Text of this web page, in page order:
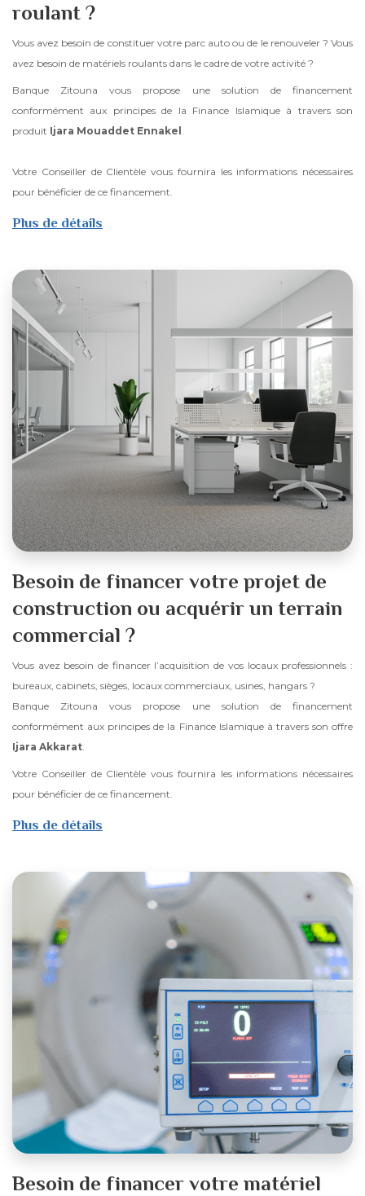
roulant ?
Vous avez besoin de constituer votre parc auto ou de le renouveler ? Vous
avez besoin de matériels roulants dans le cadre de votre activité ?
Banque Zitouna vous propose une solution de financement
conformément aux principes de la Finance Islamique à travers son
produit Ijara Mouaddet Ennakel .
Votre Conseiller de Clientèle vous fournira les informations nécessaires
pour bénéficier de ce financement.
Plus de détails
Ennakel
Besoin de financer votre projet de
construction ou acquérir un terrain
commercial ?
Vous avez besoin de financer l’acquisition de vos locaux professionnels :
bureaux, cabinets, sièges, locaux commerciaux, usines, hangars ?
Banque Zitouna vous propose une solution de financement
conformément aux principes de la Finance Islamique à travers son offre
Ijara Akkarat.
Votre Conseiller de Clientèle vous fournira les informations nécessaires
pour bénéficier de ce financement.
Plus de détails
Besoin de financer votre matériel